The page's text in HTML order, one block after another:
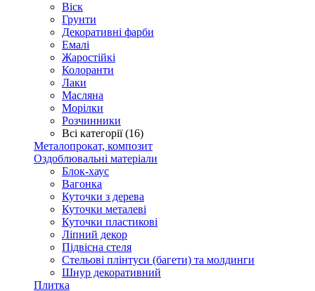
Віск
Грунти
Декоративні фарби
Емалі
Жаростійкі
Колоранти
Лаки
Масляна
Морілки
Розчинники
Всі категорії (16)
Металопрокат, композит
Оздоблювальні матеріали
Блок-хаус
Вагонка
Куточки з дерева
Куточки металеві
Куточки пластикові
Ліпний декор
Підвісна стеля
Стельові плінтуси (багети) та молдинги
Шнур декоративний
Плитка